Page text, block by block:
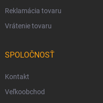
Reklamácia tovaru
Vrátenie tovaru
SPOLOČNOSŤ
Kontakt
Veľkoobchod